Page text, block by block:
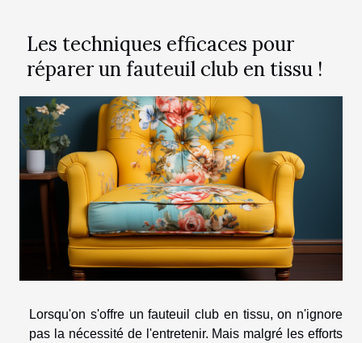
Les techniques efficaces pour
réparer un fauteuil club en tissu !
Lorsqu'on s'offre un fauteuil club en tissu, on n'ignore
pas la nécessité de l'entretenir. Mais malgré les efforts